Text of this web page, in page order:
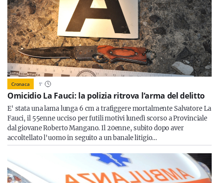
Cronaca 1'
Omicidio La Fauci: la polizia ritrova l’arma del delitto
E' stata una lama lunga 6 cm a trafiggere mortalmente Salvatore La
Fauci, il 55enne ucciso per futili motivi lunedì scorso a Provinciale
dal giovane Roberto Mangano. Il 20enne, subito dopo aver
accoltellato l'uomo in seguito a un banale litigio…